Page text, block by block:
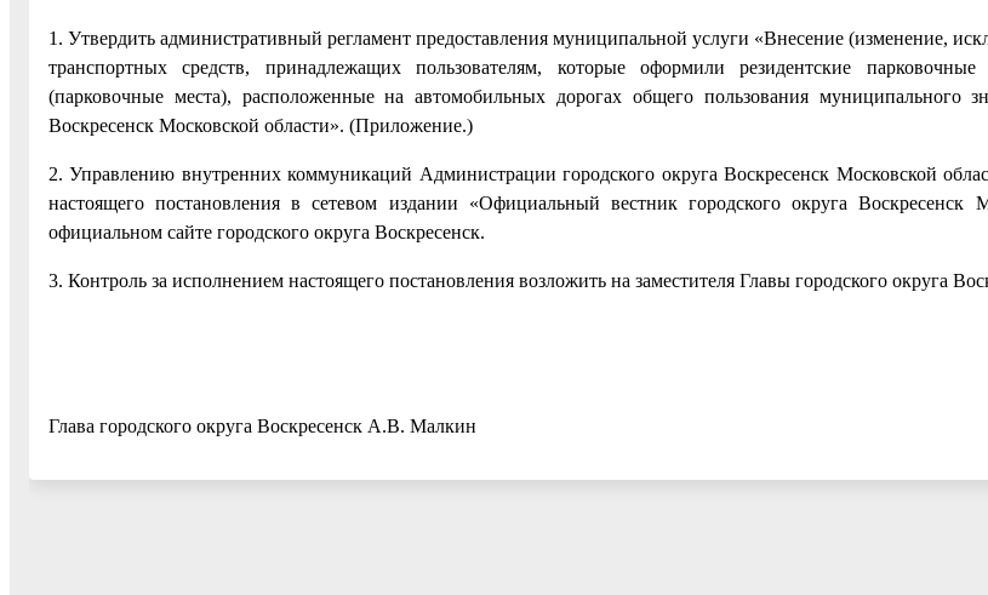
1. Утвердить административный регламент предоставления муниципальной услуги «Внесение (изменение,
транспортных средств, принадлежащих пользователям, которые оформили резидентские
(парковочные места), расположенные на автомобильных дорогах общего пользования муниципального
Воскресенск Московской области». (Приложение.)
2. Управлению внутренних коммуникаций Администрации городского округа Воскресенск Московской
настоящего постановления в сетевом издании «Официальный вестник городского округа Воскресенск
официальном сайте городского округа Воскресенск.
3. Контроль за исполнением настоящего постановления возложить на заместителя Главы городского округа
Глава городского округа Воскресенск А.В. Малкин